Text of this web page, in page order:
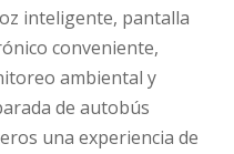
inteligente, pantalla
conveniente,
ambiental y
de autobús
una experiencia de